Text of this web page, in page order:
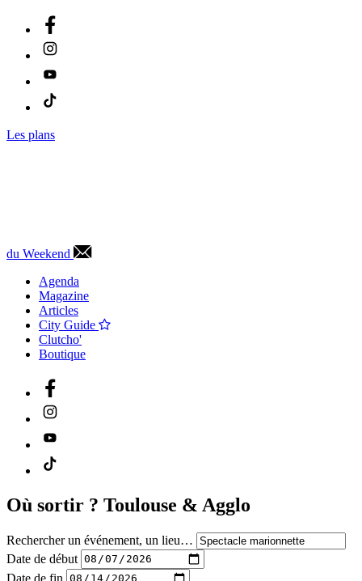
Les plans
du Weekend
Agenda
Magazine
Articles
City Guide
Clutcho'
Boutique
Où sortir ? Toulouse & Agglo
Rechercher un événement, un lieu…
Date de début
Date de fin